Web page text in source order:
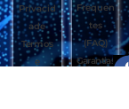
Privacid
ade
Termos
e
Frequen
tes
(FAQ)
Garantias